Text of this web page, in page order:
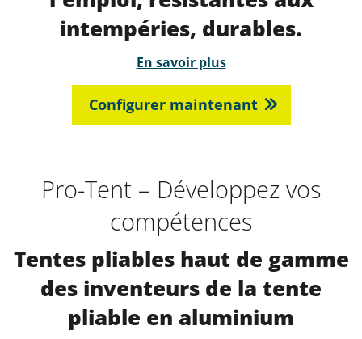
intempéries, durables.
En savoir plus
Configurer maintenant
Pro-Tent – Développez vos
compétences
Tentes pliables haut de gamme
des inventeurs de la tente
pliable en aluminium